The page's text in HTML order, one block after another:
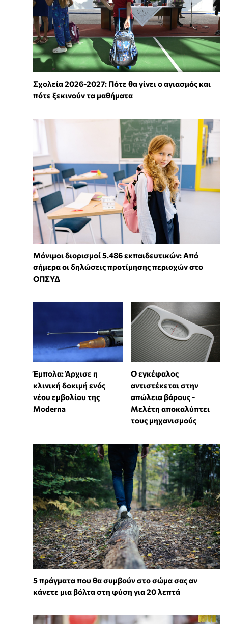
Σχολεία 2026-2027: Πότε θα γίνει ο αγιασμός και
πότε ξεκινούν τα μαθήματα
Μόνιμοι διορισμοί 5.486 εκπαιδευτικών: Από
σήμερα οι δηλώσεις προτίμησης περιοχών στο
ΟΠΣΥΔ
Έμπολα: Άρχισε η
κλινική δοκιμή ενός
νέου εμβολίου της
Moderna
Ο εγκέφαλος
αντιστέκεται στην
απώλεια βάρους -
Μελέτη αποκαλύπτει
τους μηχανισμούς
5 πράγματα που θα συμβούν στο σώμα σας αν
κάνετε μια βόλτα στη φύση για 20 λεπτά